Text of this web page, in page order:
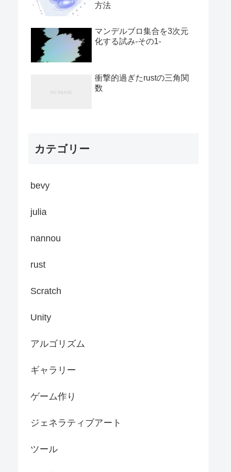
方法
マンデルブロ集合を3次元
化する試み-その1-
衝撃的過ぎたrustの三角関
数
カテゴリー
bevy
julia
nannou
rust
Scratch
Unity
アルゴリズム
ギャラリー
ゲーム作り
ジェネラティブアート
ツール